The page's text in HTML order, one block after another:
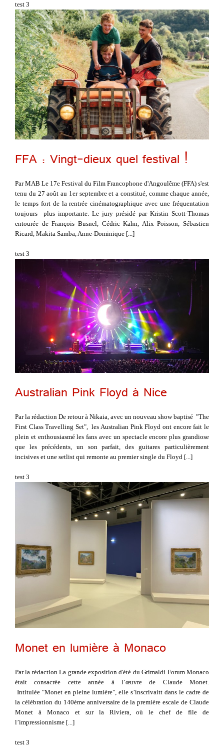
test 3
FFA : Vingt-dieux quel festival !
Par MAB Le 17e Festival du Film Francophone d'Angoulême (FFA) s'est
tenu du 27 août au 1er septembre et a constitué, comme chaque année,
le temps fort de la rentrée cinématographique avec une fréquentation
toujours plus importante. Le jury présidé par Kristin Scott-Thomas
entourée de François Busnel, Cédric Kahn, Alix Poisson, Sébastien
Ricard, Makita Samba, Anne-Dominique [...]
test 3
Australian Pink Floyd à Nice
Par la rédaction De retour à Nikaia, avec un nouveau show baptisé "The
First Class Travelling Set", les Australian Pink Floyd ont encore fait le
plein et enthousiasmé les fans avec un spectacle encore plus grandiose
que les précédents, un son parfait, des guitares particulièrement
incisives et une setlist qui remonte au premier single du Floyd [...]
test 3
Monet en lumière à Monaco
Par la rédaction La grande exposition d'été du Grimaldi Forum Monaco
était consacrée cette année à l’œuvre de Claude Monet.
Intitulée "Monet en pleine lumière", elle s’inscrivaitt dans le cadre de
la célébration du 140ème anniversaire de la première escale de Claude
Monet à Monaco et sur la Riviera, où le chef de file de
l’impressionnisme [...]
test 3